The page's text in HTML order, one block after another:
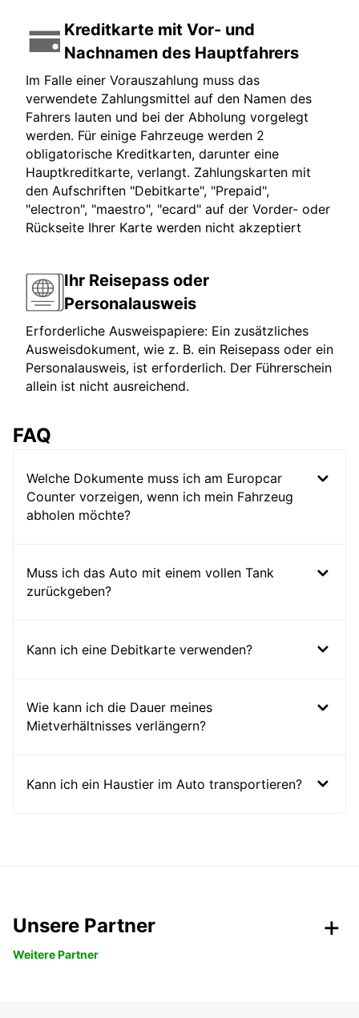
Kreditkarte mit Vor- und
Nachnamen des Hauptfahrers
Im Falle einer Vorauszahlung muss das
verwendete Zahlungsmittel auf den Namen des
Fahrers lauten und bei der Abholung vorgelegt
werden. Für einige Fahrzeuge werden 2
obligatorische Kreditkarten, darunter eine
Hauptkreditkarte, verlangt. Zahlungskarten mit
den Aufschriften "Debitkarte", "Prepaid",
"electron", "maestro", "ecard" auf der Vorder- oder
Rückseite Ihrer Karte werden nicht akzeptiert
Ihr Reisepass oder
Personalausweis
Erforderliche Ausweispapiere: Ein zusätzliches
Ausweisdokument, wie z. B. ein Reisepass oder ein
Personalausweis, ist erforderlich. Der Führerschein
allein ist nicht ausreichend.
FAQ
Welche Dokumente muss ich am Europcar
Counter vorzeigen, wenn ich mein Fahrzeug
abholen möchte?
Muss ich das Auto mit einem vollen Tank
zurückgeben?
Kann ich eine Debitkarte verwenden?
Wie kann ich die Dauer meines
Mietverhältnisses verlängern?
Kann ich ein Haustier im Auto transportieren?
Unsere Partner
Weitere Partner